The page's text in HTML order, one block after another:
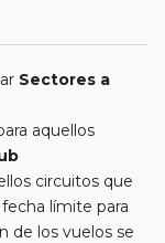
Sectores a
aquellos
circuitos que
límite para
de los vuelos se